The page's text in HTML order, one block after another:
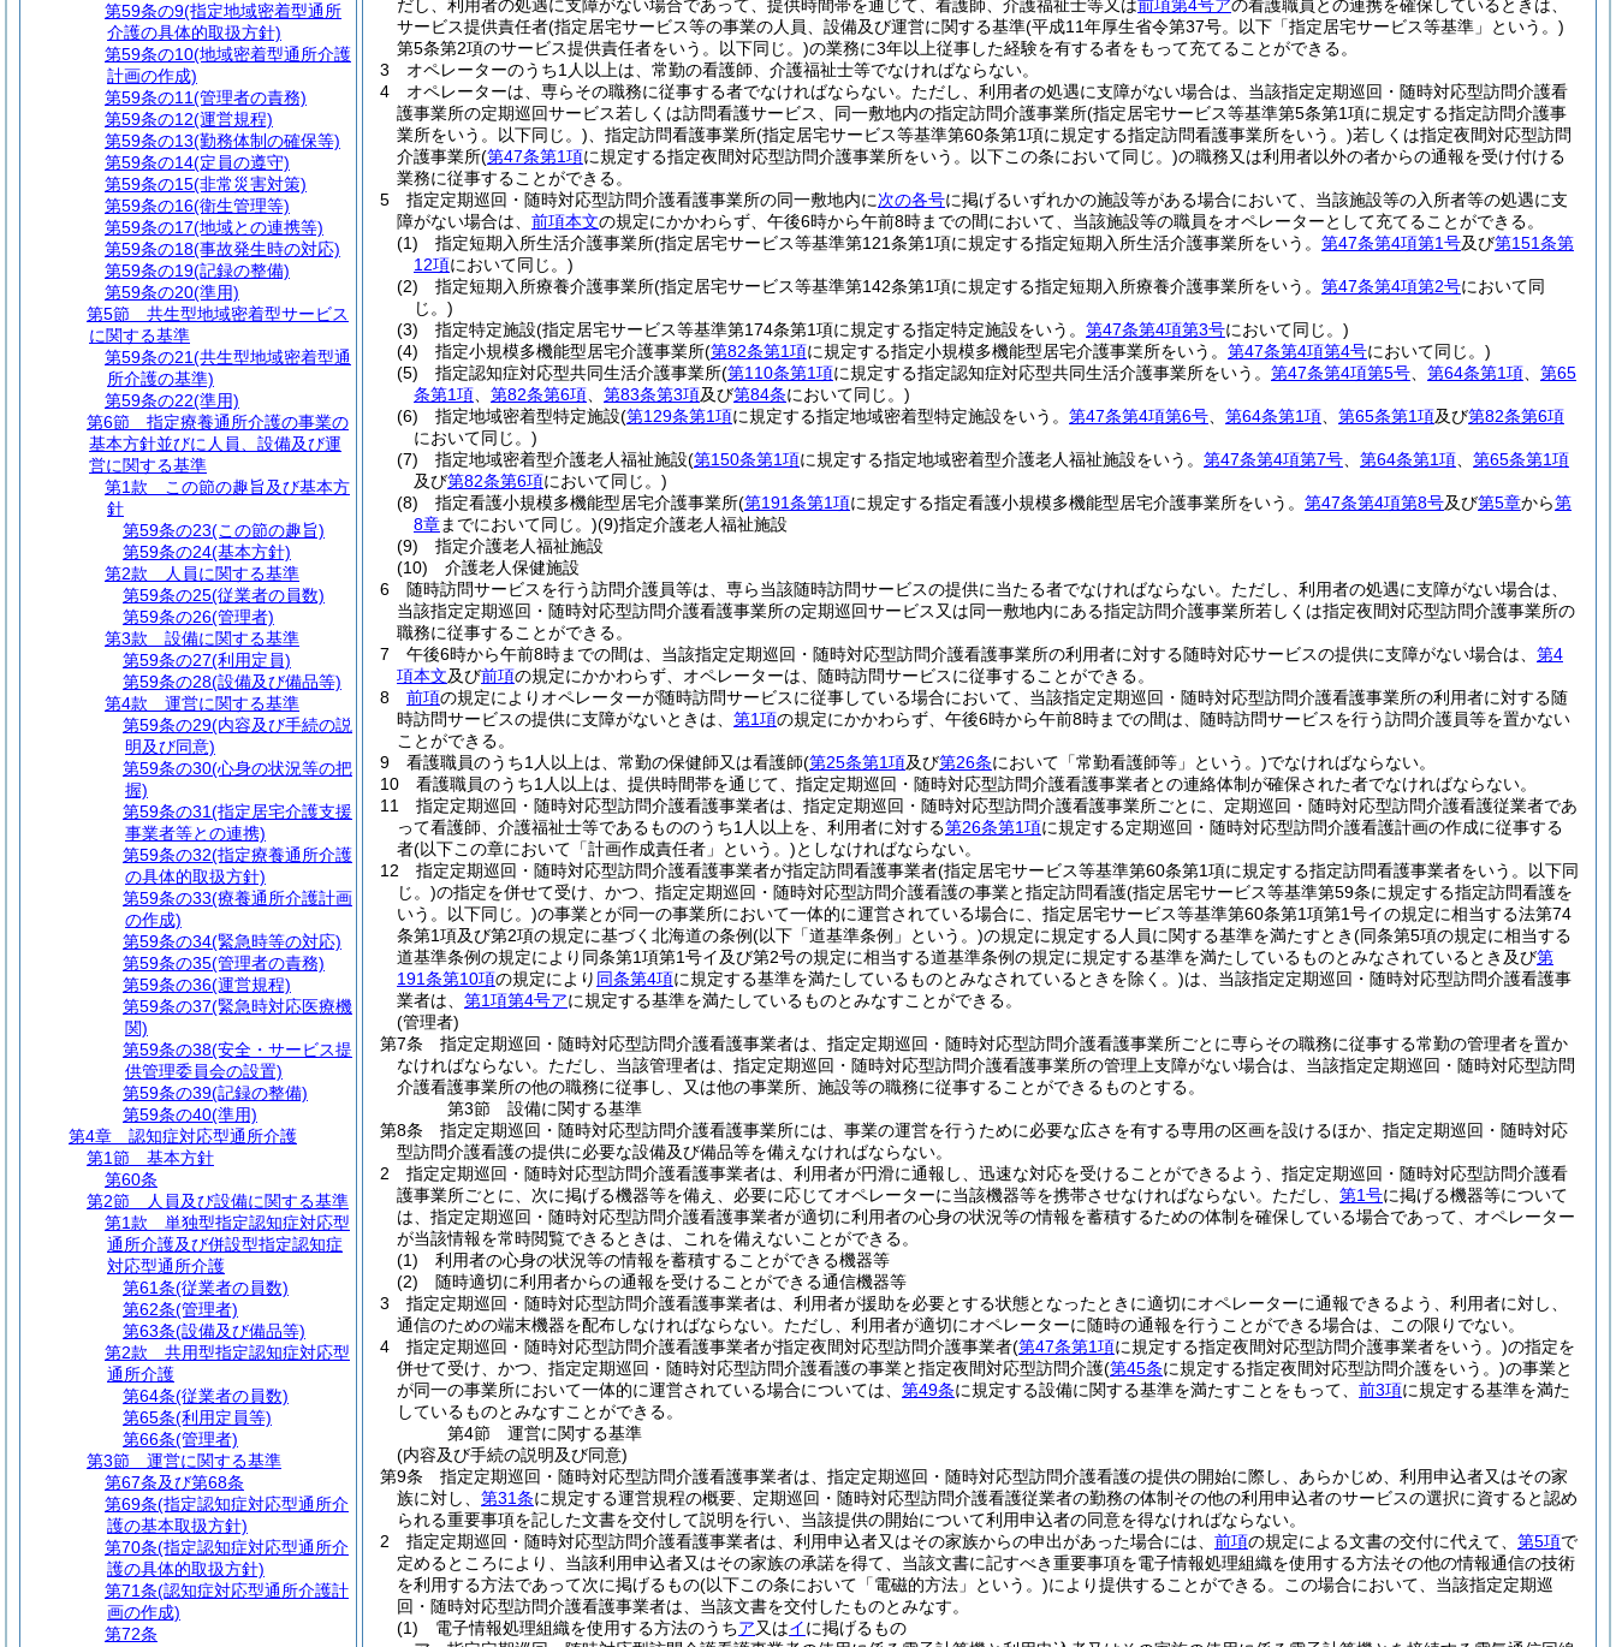
だし、利用者の処遇に支障がない場合であって、提供時間帯を通じて、看護師、介護福祉士等又は前項第4号アの看護職員との連携を確保しているときは、
サービス提供責任者(指定居宅サービス等の事業の人員、設備及び運営に関する基準(平成11年厚生省令第37号。以下「指定居宅サービス等基準」という。)
第5条第2項のサービス提供責任者をいう。以下同じ。)の業務に3年以上従事した経験を有する者をもって充てることができる。
3
オペレーターのうち1人以上は、常勤の看護師、介護福祉士等でなければならない。
4
オペレーターは、専らその職務に従事する者でなければならない。 ただし、利用者の処遇に支障がない場合は、当該指定定期巡回・随時対応型訪問介護看
護事業所の定期巡回サービス若しくは訪問看護サービス、同一敷地内の指定訪問介護事業所(指定居宅サービス等基準第5条第1項に規定する指定訪問介護事
業所をいう。以下同じ。) 、指定訪問看護事業所(指定居宅サービス等基準第60条第1項に規定する指定訪問看護事業所をいう。)若しくは指定夜間対応型訪問
介護事業所(第47条第1項に規定する指定夜間対応型訪問介護事業所をいう。以下この条において同じ。)の職務又は利用者以外の者からの通報を受け付ける
業務に従事することができる。
5
指定定期巡回・随時対応型訪問介護看護事業所の同一敷地内に次の各号に掲げるいずれかの施設等がある場合において、当該施設等の入所者等の処遇に支
障がない場合は、 前項本文の規定にかかわらず、午後6時から午前8時までの間において、当該施設等の職員をオペレーターとして充てることができる。
(1)
指定短期入所生活介護事業所(指定居宅サービス等基準第121条第1項に規定する指定短期入所生活介護事業所をいう。 第47条第4項第1号及び第151条第
12項において同じ。)
(2)
指定短期入所療養介護事業所(指定居宅サービス等基準第142条第1項に規定する指定短期入所療養介護事業所をいう。 第47条第4項第2号において同
じ。)
(3)
指定特定施設(指定居宅サービス等基準第174条第1項に規定する指定特定施設をいう。 第47条第4項第3号において同じ。)
(4)
指定小規模多機能型居宅介護事業所(第82条第1項に規定する指定小規模多機能型居宅介護事業所をいう。 第47条第4項第4号において同じ。)
(5)
指定認知症対応型共同生活介護事業所(第110条第1項に規定する指定認知症対応型共同生活介護事業所をいう。 第47条第4項第5号 第64条第1項
第65
条第1項
第82条第6項 第83条第3項及び第84条において同じ。)
(6)
指定地域密着型特定施設(第129条第1項に規定する指定地域密着型特定施設をいう。 第47条第4項第6号 第64条第1項 第65条第1項及び第82条第6項
において同じ。)
(7)
指定地域密着型介護老人福祉施設(第150条第1項に規定する指定地域密着型介護老人福祉施設をいう。 第47条第4項第7号 第64条第1項
第65条第1項
及び第82条第6項において同じ。)
(8)
指定看護小規模多機能型居宅介護事業所(第191条第1項に規定する指定看護小規模多機能型居宅介護事業所をいう。 第47条第4項第8号及び第5章から第
8章までにおいて同じ。)(9)指定介護老人福祉施設
(9)
指定介護老人福祉施設
(10)
介護老人保健施設
6
随時訪問サービスを行う訪問介護員等は、専ら当該随時訪問サービスの提供に当たる者でなければならない。 ただし、利用者の処遇に支障がない場合は、
当該指定定期巡回・随時対応型訪問介護看護事業所の定期巡回サービス又は同一敷地内にある指定訪問介護事業所若しくは指定夜間対応型訪問介護事業所の
職務に従事することができる。
7
午後6時から午前8時までの間は、当該指定定期巡回・随時対応型訪問介護看護事業所の利用者に対する随時対応サービスの提供に支障がない場合は、 第4
項本文及び前項の規定にかかわらず、オペレーターは、随時訪問サービスに従事することができる。
8
前項の規定によりオペレーターが随時訪問サービスに従事している場合において、当該指定定期巡回・随時対応型訪問介護看護事業所の利用者に対する随
時訪問サービスの提供に支障がないときは、 第1項の規定にかかわらず、午後6時から午前8時までの間は、随時訪問サービスを行う訪問介護員等を置かない
ことができる。
9
看護職員のうち1人以上は、常勤の保健師又は看護師(第25条第1項及び第26条において「常勤看護師等」という。)でなければならない。
10
看護職員のうち1人以上は、提供時間帯を通じて、指定定期巡回・随時対応型訪問介護看護事業者との連絡体制が確保された者でなければならない。
11
指定定期巡回・随時対応型訪問介護看護事業者は、指定定期巡回・随時対応型訪問介護看護事業所ごとに、定期巡回・随時対応型訪問介護看護従業者であ
って看護師、介護福祉士等であるもののうち1人以上を、利用者に対する第26条第1項に規定する定期巡回・随時対応型訪問介護看護計画の作成に従事する
者(以下この章において「計画作成責任者」という。)としなければならない。
12
指定定期巡回・随時対応型訪問介護看護事業者が指定訪問看護事業者(指定居宅サービス等基準第60条第1項に規定する指定訪問看護事業者をいう。以下同
じ。)の指定を併せて受け、かつ、指定定期巡回・随時対応型訪問介護看護の事業と指定訪問看護(指定居宅サービス等基準第59条に規定する指定訪問看護を
いう。以下同じ。)の事業とが同一の事業所において一体的に運営されている場合に、指定居宅サービス等基準第60条第1項第1号イの規定に相当する法第74
条第1項及び第2項の規定に基づく北海道の条例(以下「道基準条例」という。)の規定に規定する人員に関する基準を満たすとき(同条第5項の規定に相当する
道基準条例の規定により同条第1項第1号イ及び第2号の規定に相当する道基準条例の規定に規定する基準を満たしているものとみなされているとき及び第
191条第10項の規定により 同条第4項に規定する基準を満たしているものとみなされているときを除く。)は、当該指定定期巡回・随時対応型訪問介護看護事
業者は、 第1項第4号アに規定する基準を満たしているものとみなすことができる。
(管理者)
第7条
指定定期巡回・随時対応型訪問介護看護事業者は、指定定期巡回・随時対応型訪問介護看護事業所ごとに専らその職務に従事する常勤の管理者を置か
なければならない。 ただし、当該管理者は、指定定期巡回・随時対応型訪問介護看護事業所の管理上支障がない場合は、当該指定定期巡回・随時対応型訪問
介護看護事業所の他の職務に従事し、又は他の事業所、施設等の職務に従事することができるものとする。
第3節
設備に関する基準
第8条
指定定期巡回・随時対応型訪問介護看護事業所には、事業の運営を行うために必要な広さを有する専用の区画を設けるほか、指定定期巡回・随時対応
型訪問介護看護の提供に必要な設備及び備品等を備えなければならない。
2
指定定期巡回・随時対応型訪問介護看護事業者は、利用者が円滑に通報し、迅速な対応を受けることができるよう、指定定期巡回・随時対応型訪問介護看
護事業所ごとに、次に掲げる機器等を備え、必要に応じてオペレーターに当該機器等を携帯させなければならない。 ただし、 第1号に掲げる機器等について
は、指定定期巡回・随時対応型訪問介護看護事業者が適切に利用者の心身の状況等の情報を蓄積するための体制を確保している場合であって、オペレーター
が当該情報を常時閲覧できるときは、これを備えないことができる。
(1)
利用者の心身の状況等の情報を蓄積することができる機器等
(2)
随時適切に利用者からの通報を受けることができる通信機器等
3
指定定期巡回・随時対応型訪問介護看護事業者は、利用者が援助を必要とする状態となったときに適切にオペレーターに通報できるよう、利用者に対し、
通信のための端末機器を配布しなければならない。 ただし、利用者が適切にオペレーターに随時の通報を行うことができる場合は、この限りでない。
4
指定定期巡回・随時対応型訪問介護看護事業者が指定夜間対応型訪問介護事業者(第47条第1項に規定する指定夜間対応型訪問介護事業者をいう。)の指定を
併せて受け、かつ、指定定期巡回・随時対応型訪問介護看護の事業と指定夜間対応型訪問介護(第45条に規定する指定夜間対応型訪問介護をいう。)の事業と
が同一の事業所において一体的に運営されている場合については、 第49条に規定する設備に関する基準を満たすことをもって、 前3項に規定する基準を満た
しているものとみなすことができる。
第4節
運営に関する基準
(内容及び手続の説明及び同意)
第9条
指定定期巡回・随時対応型訪問介護看護事業者は、指定定期巡回・随時対応型訪問介護看護の提供の開始に際し、あらかじめ、利用申込者又はその家
族に対し、 第31条に規定する運営規程の概要、定期巡回・随時対応型訪問介護看護従業者の勤務の体制その他の利用申込者のサービスの選択に資すると認め
られる重要事項を記した文書を交付して説明を行い、当該提供の開始について利用申込者の同意を得なければならない。
2
指定定期巡回・随時対応型訪問介護看護事業者は、利用申込者又はその家族からの申出があった場合には、 前項の規定による文書の交付に代えて、 第5項で
定めるところにより、当該利用申込者又はその家族の承諾を得て、当該文書に記すべき重要事項を電子情報処理組織を使用する方法その他の情報通信の技術
を利用する方法であって次に掲げるもの(以下この条において「電磁的方法」という。)により提供することができる。
この場合において、当該指定定期巡
回・随時対応型訪問介護看護事業者は、当該文書を交付したものとみなす。
(1)
電子情報処理組織を使用する方法のうちア又はイに掲げるもの
第59条の9(指定地域密着型通所
介護の具体的取扱方針)
第59条の10(地域密着型通所介護
計画の作成)
第59条の11(管理者の責務)
第59条の12(運営規程)
第59条の13(勤務体制の確保等)
第59条の14(定員の遵守)
第59条の15(非常災害対策)
第59条の16(衛生管理等)
第59条の17(地域との連携等)
第59条の18(事故発生時の対応)
第59条の19(記録の整備)
第59条の20(準用)
第5節
共生型地域密着型サービス
に関する基準
第59条の21(共生型地域密着型通
所介護の基準)
第59条の22(準用)
第6節
指定療養通所介護の事業の
基本方針並びに人員、設備及び運
営に関する基準
第1款
この節の趣旨及び基本方
針
第59条の23(この節の趣旨)
第59条の24(基本方針)
第2款
人員に関する基準
第59条の25(従業者の員数)
第59条の26(管理者)
第3款
設備に関する基準
第59条の27(利用定員)
第59条の28(設備及び備品等)
第4款
運営に関する基準
第59条の29(内容及び手続の説
明及び同意)
第59条の30(心身の状況等の把
握)
第59条の31(指定居宅介護支援
事業者等との連携)
第59条の32(指定療養通所介護
の具体的取扱方針)
第59条の33(療養通所介護計画
の作成)
第59条の34(緊急時等の対応)
第59条の35(管理者の責務)
第59条の36(運営規程)
第59条の37(緊急時対応医療機
関)
第59条の38(安全・サービス提
供管理委員会の設置)
第59条の39(記録の整備)
第59条の40(準用)
第4章
認知症対応型通所介護
第1節
基本方針
第60条
第2節
人員及び設備に関する基準
第1款
単独型指定認知症対応型
通所介護及び併設型指定認知症
対応型通所介護
第61条(従業者の員数)
第62条(管理者)
第63条(設備及び備品等)
第2款
共用型指定認知症対応型
通所介護
第64条(従業者の員数)
第65条(利用定員等)
第66条(管理者)
第3節
運営に関する基準
第67条及び第68条
第69条(指定認知症対応型通所介
護の基本取扱方針)
第70条(指定認知症対応型通所介
護の具体的取扱方針)
第71条(認知症対応型通所介護計
画の作成)
第72条